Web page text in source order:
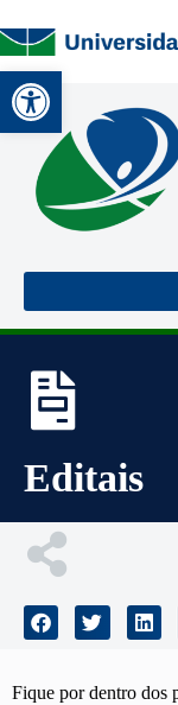
Abrir a
Editais
Fique por dentro dos